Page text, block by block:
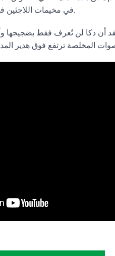
في مخيمات اللاجئين في الضواحي - بدأ نوره يشرق.
أن دكا لن تُعرف فقط بضجيجها